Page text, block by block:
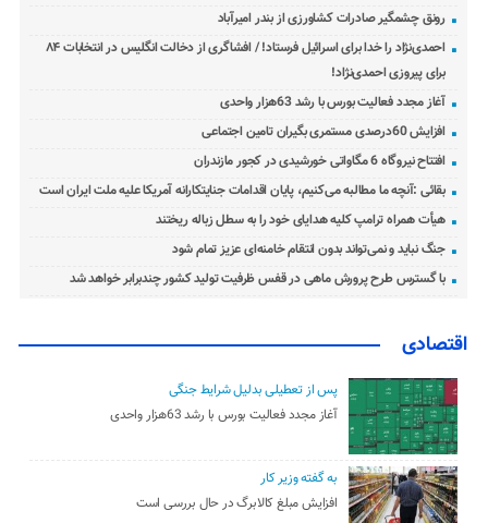
رونق چشمگیر صادرات کشاورزی از بندر امیرآباد
احمدی‌نژاد را خدا برای اسرائیل فرستاد! / افشاگری از دخالت انگلیس در انتخابات ۸۴
برای پیروزی احمدی‌نژاد!
آغاز مجدد فعالیت بورس با رشد 63هزار واحدی
افزایش 60درصدی مستمری بگیران تامین اجتماعی
افتتاح نیروگاه 6 مگاواتی خورشیدی در کجور مازندران
بقائی :آنچه ما مطالبه می‌کنیم، پایان اقدامات جنایتکارانه آمریکا علیه ملت ایران است
هیأت همراه ترامپ کلیه هدایای خود را به سطل زباله ریختند
جنگ نباید و نمی‌تواند بدون انتقام خامنه‌ای عزیز تمام شود
با گسترس طرح پرورش ماهی در قفس ظرفیت تولید کشور چندبرابر خواهد شد
اقتصادی
پس از تعطیلی بدلیل شرایط جنگی
آغاز مجدد فعالیت بورس با رشد 63هزار واحدی
به گفته وزیر کار
افزایش مبلغ کالابرگ در حال بررسی است